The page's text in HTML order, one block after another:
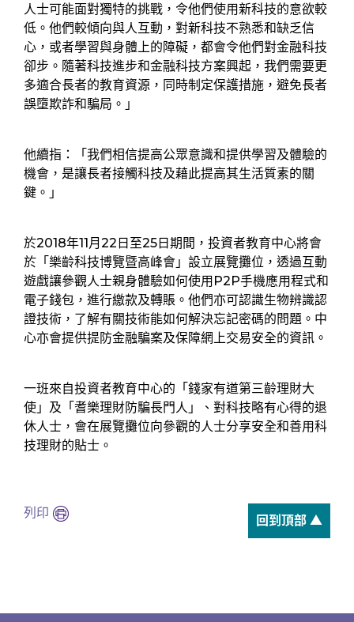
人士可能面對獨特的挑戰，令他們使用新科技的意欲較
低。他們較傾向與人互動，對新科技不熟悉和缺乏信
心，或者學習與身體上的障礙，都會令他們對金融科技
卻步。隨著科技進步和金融科技方案興起，我們需要更
多適合長者的教育資源，同時制定保護措施，避免長者
誤墮欺詐和騙局。」
他續指：「我們相信提高公眾意識和提供學習及體驗的
機會，是讓長者接觸科技及藉此提高其生活質素的關
鍵。」
於2018年11月22日至25日期間，投資者教育中心將會
於「樂齡科技博覽暨高峰會」設立展覽攤位，透過互動
遊戲讓參觀人士親身體驗如何使用P2P手機應用程式和
電子錢包，進行繳款及轉賬。他們亦可認識生物辨識認
證技術，了解有關技術能如何解決忘記密碼的問題。中
心亦會提供提防金融騙案及保障網上交易安全的資訊。
一班來自投資者教育中心的「錢家有道第三齡理財大
使」及「耆樂理財防騙長門人」、對科技略有心得的退
休人士，會在展覽攤位向參觀的人士分享安全和善用科
技理財的貼士。
列印
回到頂部 ▲